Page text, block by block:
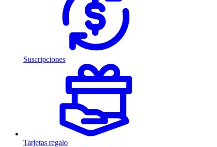
Suscripciones
Tarjetas regalo